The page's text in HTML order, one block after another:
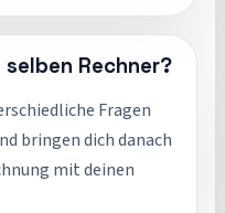
Rechner?
Fragen
bringen dich danach
mit deinen